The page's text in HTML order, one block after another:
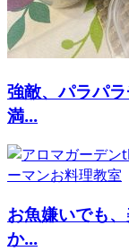
強敵、パラパ
満...
お魚嫌いでも
か...